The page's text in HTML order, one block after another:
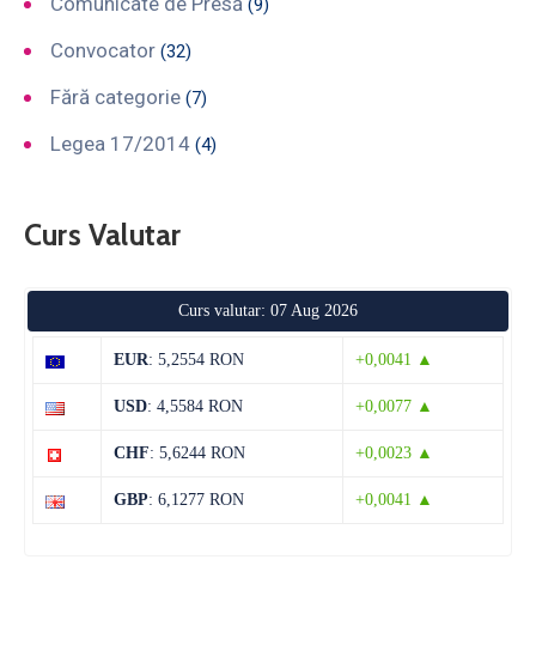
(9)
Convocator (32)
Fără categorie (7)
Legea 17/2014 (4)
Curs Valutar
Curs valutar: 07 Aug 2026
EUR: 5,2554 RON +0,0041 ▲
USD: 4,5584 RON +0,0077 ▲
CHF: 5,6244 RON +0,0023 ▲
GBP: 6,1277 RON +0,0041 ▲